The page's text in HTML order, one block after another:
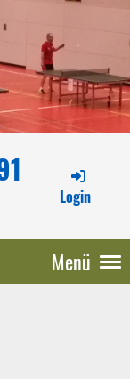
Login
Menü